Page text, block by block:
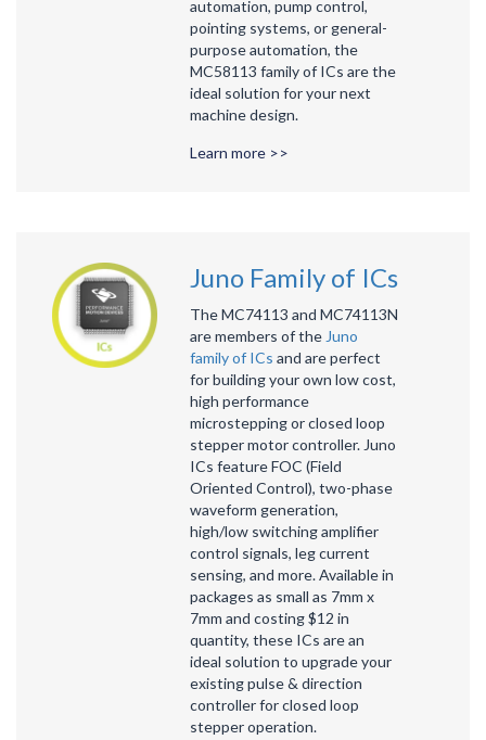
automation, pump control,
pointing systems, or general-
purpose automation, the
MC58113 family of ICs are the
ideal solution for your next
machine design.
Learn more >>
Juno Family of ICs
The MC74113 and MC74113N
are members of the Juno
family of ICs and are perfect
for building your own low cost,
high performance
microstepping or closed loop
stepper motor controller. Juno
ICs feature FOC (Field
Oriented Control), two-phase
waveform generation,
high/low switching amplifier
control signals, leg current
sensing, and more. Available in
packages as small as 7mm x
7mm and costing $12 in
quantity, these ICs are an
ideal solution to upgrade your
existing pulse & direction
controller for closed loop
stepper operation.